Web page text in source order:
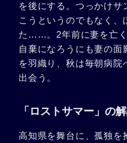
を後にする。つっかけ
こうというのでもなく
た……。2年前に妻を亡く
自棄になろうにも妻の
を羽織り、秋は毎朝病
出会う。
「ロストサマー」の
高知県を舞台に、孤独を